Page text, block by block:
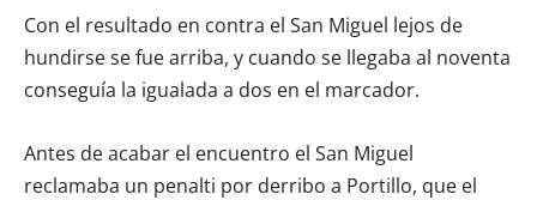
Con el resultado en contra el San Miguel lejos de
hundirse se fue arriba, y cuando se llegaba al noventa
conseguía la igualada a dos en el marcador.
Antes de acabar el encuentro el San Miguel
reclamaba un penalti por derribo a Portillo, que el